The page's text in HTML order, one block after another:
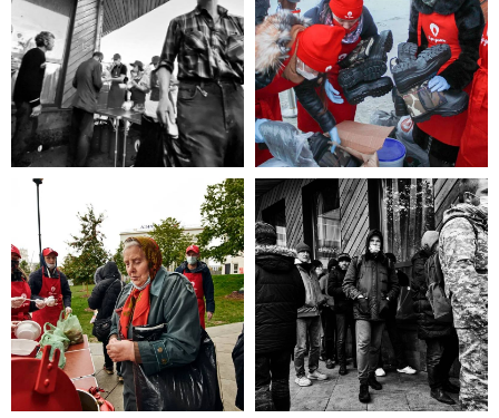
Если Вы нуждаетесь в помощи,
то эта информация для Вас.
Каждый может оказаться в
сложной жизненной ситуации,
главное - знать, к кому
обратиться
за помощью!
Помощь нужна
Вам?
ЧИТАТЬ